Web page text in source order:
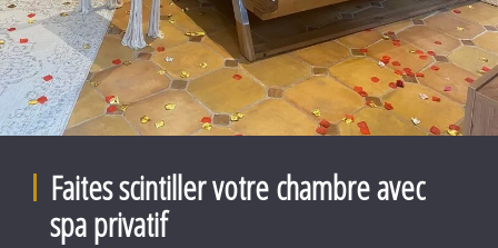
Faites scintiller votre chambre avec
spa privatif